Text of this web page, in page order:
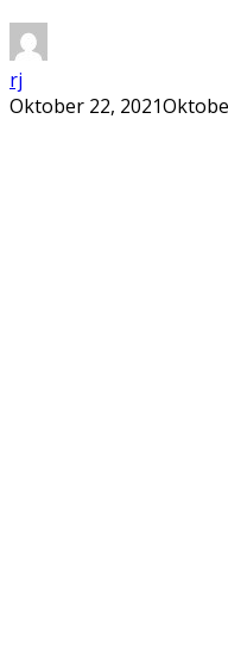
rj
Oktober 22, 2021